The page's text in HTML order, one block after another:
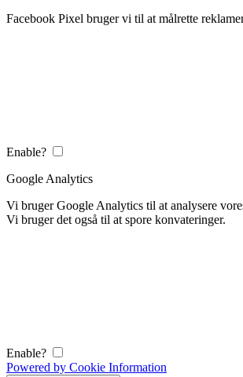
Facebook Pixel bruger vi til at målrette
Enable?
Google Analytics
Vi bruger Google Analytics til at analysere
Vi bruger det også til at spore konvateringer.
Enable?
Powered by Cookie Information